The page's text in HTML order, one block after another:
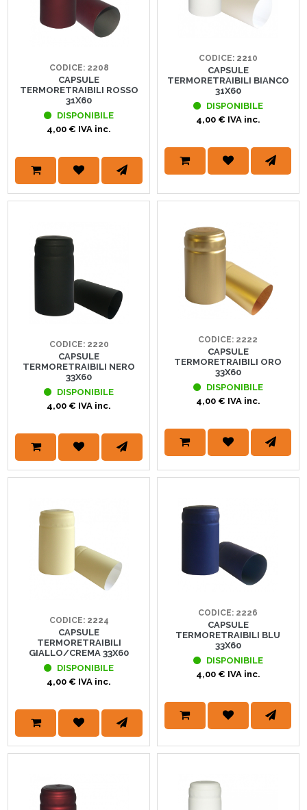
CODICE: 2208
CAPSULE
TERMORETRAIBILI ROSSO
31X60
DISPONIBILE
4,00 € IVA inc.
CODICE: 2210
CAPSULE
TERMORETRAIBILI BIANCO
31X60
DISPONIBILE
4,00 € IVA inc.
CODICE: 2220
CAPSULE
TERMORETRAIBILI NERO
33X60
DISPONIBILE
4,00 € IVA inc.
CODICE: 2222
CAPSULE
TERMORETRAIBILI ORO
33X60
DISPONIBILE
4,00 € IVA inc.
CODICE: 2224
CAPSULE
TERMORETRAIBILI
GIALLO/CREMA 33X60
DISPONIBILE
4,00 € IVA inc.
CODICE: 2226
CAPSULE
TERMORETRAIBILI BLU
33X60
DISPONIBILE
4,00 € IVA inc.